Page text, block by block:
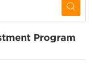
Program